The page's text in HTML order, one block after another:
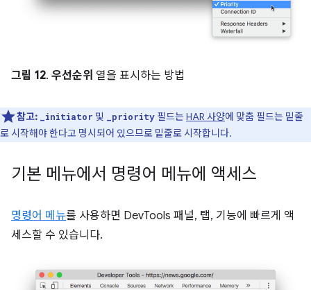
그림 12. 우선순위 열을 표시하는 방법
참고: _initiator 및 _priority 필드는HAR 사양에 맞춤 필드는 밑줄
로 시작해야 한다고 명시되어 있으므로 밑줄로 시작합니다.
기본 메뉴에서 명령어 메뉴에 액세스
명령어 메뉴를 사용하면 DevTools 패널, 탭, 기능에 빠르게 액
세스할 수 있습니다.